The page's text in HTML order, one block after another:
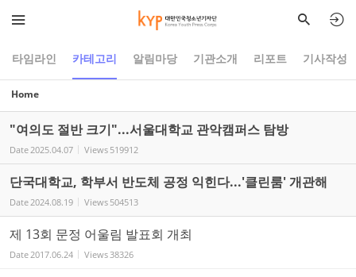
타임라인 카테고리 알림마당 기관소개 리포트 기사작성
Home
"여의도 절반 크기"...서울대학교 관악캠퍼스 탐방
Date2025.04.07 Views 519912
단국대학교, 학부서 반도체 공정 익힌다...'클린룸' 개관해
Date2024.08.19 Views 504513
제 13회 문정 어울림 발표회 개최
Date2017.06.24 Views38326
Sketchbook5, 스케치북5